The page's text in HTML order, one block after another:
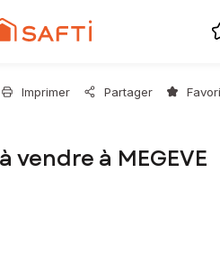
Imprimer Partager
à MEGEVE